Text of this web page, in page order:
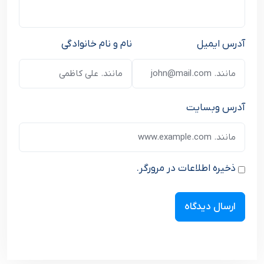
نام و نام خانوادگی آدرس ایمیل
آدرس وبسایت
ذخیره اطلاعات در مرورگر.